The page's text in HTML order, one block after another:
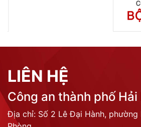
LIÊN HỆ
Công an thành phố Hải
Địa chỉ: Số 2 Lê Đại Hành, phường